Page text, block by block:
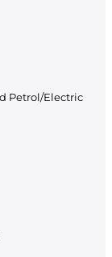
Petrol/Electric